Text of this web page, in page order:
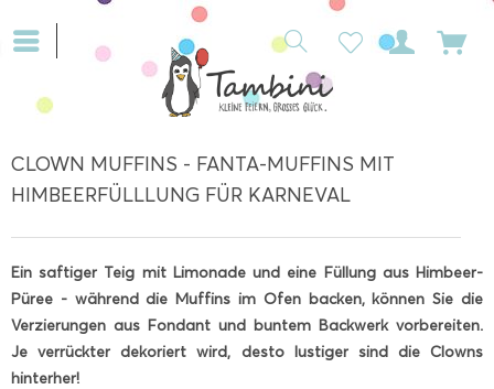
CLOWN MUFFINS - FANTA-MUFFINS MIT
HIMBEERFÜLLLUNG FÜR KARNEVAL
Ein saftiger Teig mit Limonade und eine Füllung aus Himbeer-
Püree - während die Muffins im Ofen backen, können Sie die
Verzierungen aus Fondant und buntem Backwerk vorbereiten.
Je verrückter dekoriert wird, desto lustiger sind die Clowns
hinterher!